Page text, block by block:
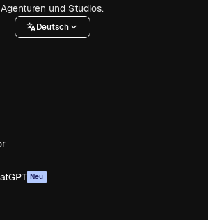
Agenturen und Studios.
Deutsch
Neu